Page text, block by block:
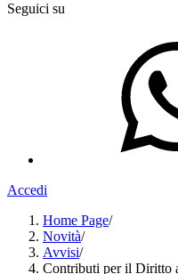
Seguici su
Accedi
Home Page/
Novità/
Avvisi/
Contributi per il Diritto